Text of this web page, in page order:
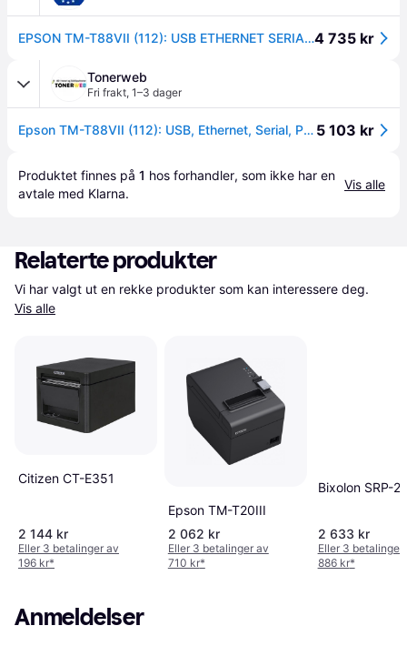
EPSON TM-T88VII (112): USB ETHERNET SERIAL PS BLACK PRNT (C31CJ57112)4 735 kr
Tonerweb
Fri frakt, 1–3 dager
Epson TM-T88VII (112): USB, Ethernet, Serial, PS, Black 5 103 kr
Produktet finnes på 1 hos forhandler, som ikke har en
avtale med Klarna.
Vis alle
Relaterte produkter
Vis alle
Citizen CT-E351
2 144 kr
Eller 3 betalinger av
196 kr*
Epson TM-T20III
2 062 kr
Eller 3 betalinger av
710 kr*
Bixolon SRP-
2 633 kr
Eller 3 betalinger
886 kr*
Anmeldelser